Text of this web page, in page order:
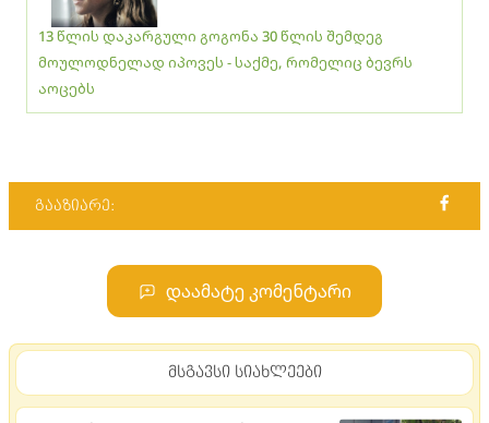
13 წლის დაკარგული გოგონა 30 წლის შემდეგ
მოულოდნელად იპოვეს - საქმე, რომელიც ბევრს
აოცებს
გააზიარე:
დაამატე კომენტარი
მსგავსი სიახლეები